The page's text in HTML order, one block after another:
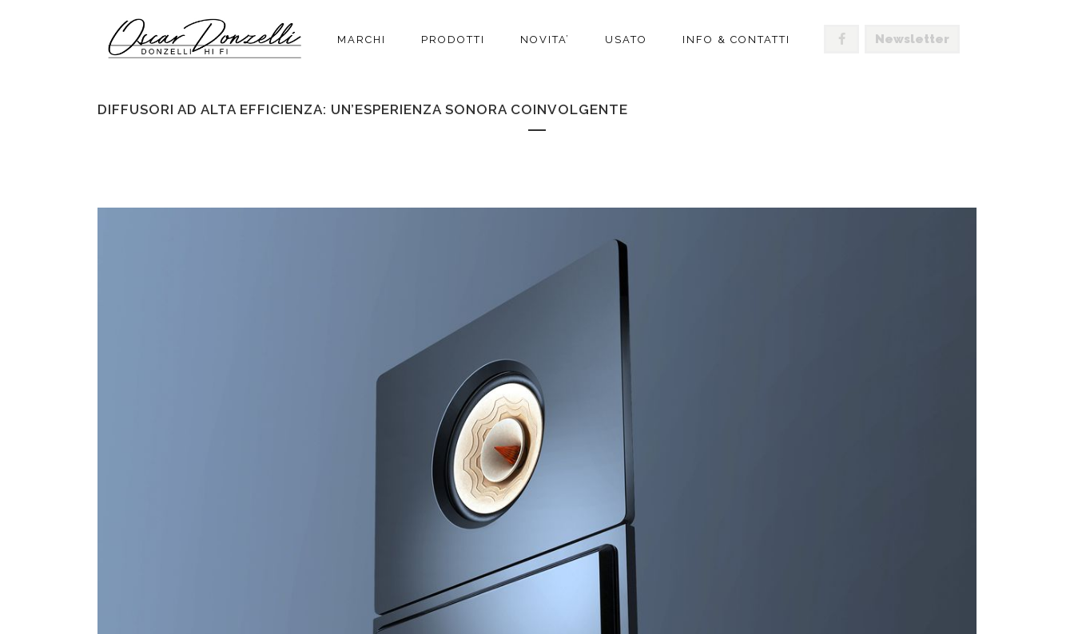
Newsletter
MARCHI PRODOTTI NOVITA’ USATO INFO & CONTATTI
DIFFUSORI AD ALTA EFFICIENZA: UN’ESPERIENZA SONORA COINVOLGENTE